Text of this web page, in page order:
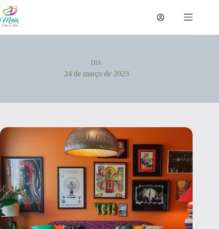
DIA
24 de março de 2023